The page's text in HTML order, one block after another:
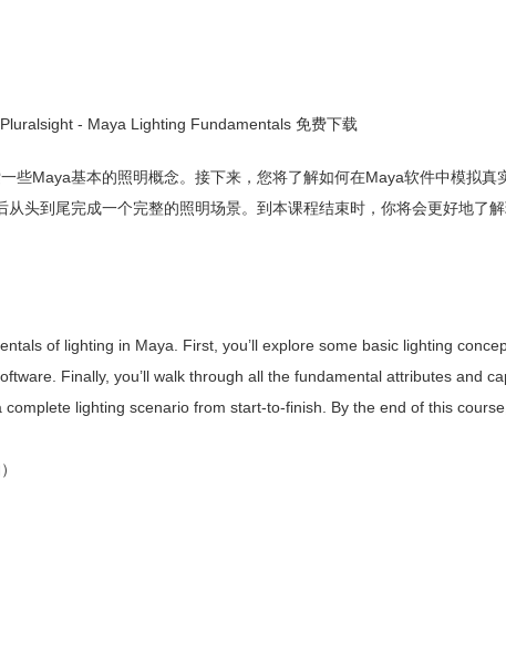
- Maya Lighting Fundamentals 免费下载
些Maya基本的照明概念。接下来，您将了解如何在Maya软件中模拟真
头到尾完成一个完整的照明场景。到本课程结束时，你将会更好地了
of lighting in Maya. First, you’ll explore some basic lighting
Finally, you’ll walk through all the fundamental attributes and
lighting scenario from start-to-finish. By the end of this